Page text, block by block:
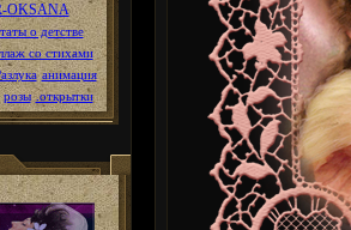
OKSANA
о детстве
со стихами
анимация
розы .открытки